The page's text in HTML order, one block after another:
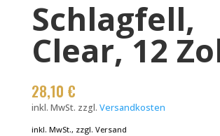
Schlagfell,
Clear, 12
28,10 €
inkl. MwSt. zzgl. Versandkosten
inkl. MwSt., zzgl. Versand